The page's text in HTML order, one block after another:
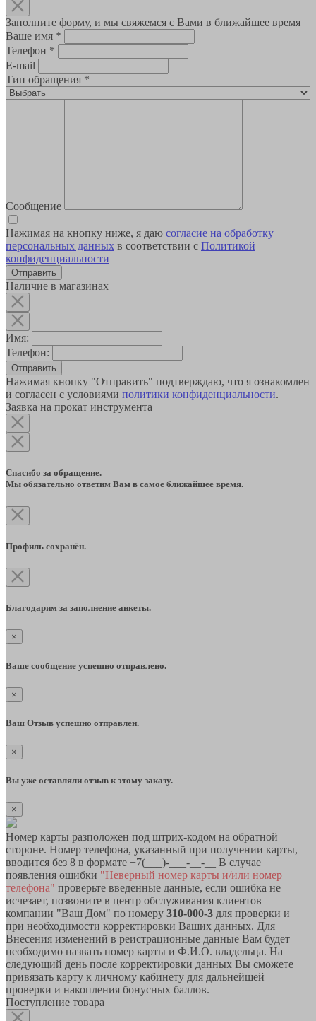
Заполните форму, и мы свяжемся с Вами в ближайшее время
Ваше имя *
Телефон *
E-mail
Тип обращения *
Сообщение
Нажимая на кнопку ниже, я даю согласие на обработку
персональных данных в соответствии с Политикой
конфиденциальности
Наличие в магазинах
Имя:
Телефон:
Отправить
Нажимая кнопку "Отправить" подтверждаю, что я ознакомлен
и согласен с условиями политики конфиденциальности.
Заявка на прокат инструмента
Спасибо за обращение.
Мы обязательно ответим Вам в самое ближайшее время.
Профиль сохранён.
Благодарим за заполнение анкеты.
×
Ваше сообщение успешно отправлено.
×
Ваш Отзыв успешно отправлен.
×
Вы уже оставляли отзыв к этому заказу.
×
Номер карты разположен под штрих-кодом на обратной
стороне. Номер телефона, указанный при получении карты,
вводится без 8 в формате +7(___)-___-__-__ В случае
появления ошибки "Неверный номер карты и/или номер
телефона" проверьте введенные данные, если ошибка не
исчезает, позвоните в центр обслуживания клиентов
компании "Ваш Дом" по номеру 310-000-3 для проверки и
при необходимости корректировки Ваших данных. Для
Внесения изменений в реистрационные данные Вам будет
необходимо назвать номер карты и Ф.И.О. владельца. На
следующий день после корректировки данных Вы сможете
привязать карту к личному кабинету для дальнейшей
проверки и накопления бонусных баллов.
Поступление товара